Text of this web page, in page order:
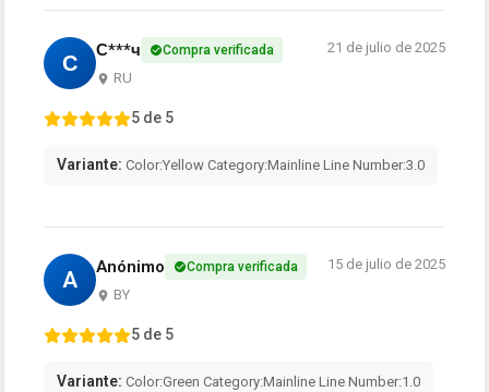
С С***ч Compra verificada
RU
21 de julio de 2025
5 de 5
Variante: Color:Yellow Category:Mainline Line Number:3.0
A Anónimo Compra verificada
BY
15 de julio de 2025
5 de 5
Variante: Color:Green Category:Mainline Line Number:1.0